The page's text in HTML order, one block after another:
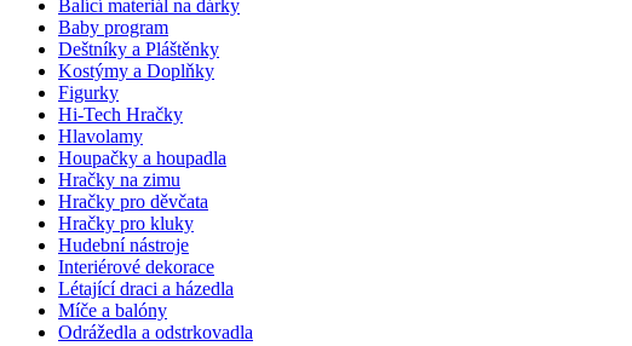
Balící materiál na dárky
Baby program
Deštníky a Pláštěnky
Kostýmy a Doplňky
Figurky
Hi-Tech Hračky
Hlavolamy
Houpačky a houpadla
Hračky na zimu
Hračky pro děvčata
Hračky pro kluky
Hudební nástroje
Interiérové dekorace
Létající draci a házedla
Míče a balóny
Odrážedla a odstrkovadla